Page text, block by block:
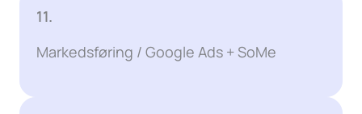
11.
Markedsføring / Google Ads + SoMe